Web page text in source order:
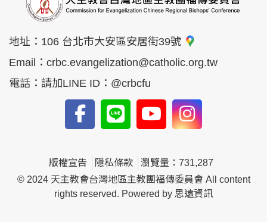
地址： 106 台北市大安區安居街39號
Email： crbc.evangelization@catholic.org.tw
電話： 請加LINE ID：@crbcfu
版權宣告 隱私條款
瀏覽量：731,287
© 2024 天主教會台灣地區主教團福傳委員會 All content
rights reserved. Powered by 思遠資訊